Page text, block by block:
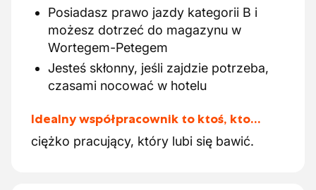
Posiadasz prawo jazdy kategorii B i
możesz dotrzeć do magazynu w
Wortegem-Petegem
Jesteś skłonny, jeśli zajdzie potrzeba,
czasami nocować w hotelu
Idealny współpracownik to ktoś, kto…
ciężko pracujący, który lubi się bawić.